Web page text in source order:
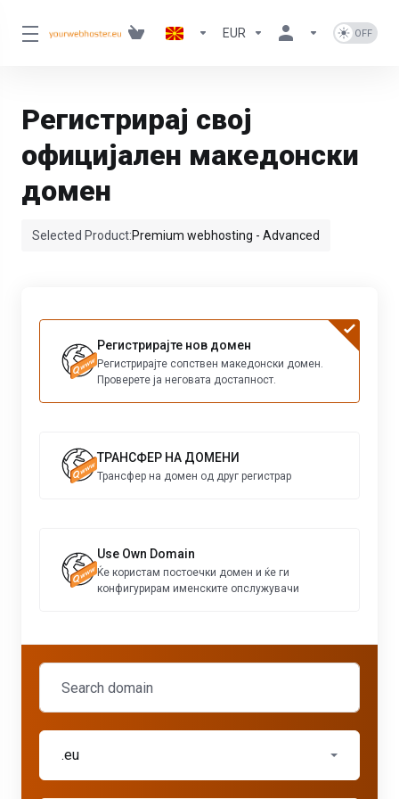
EUR
Регистрирај свој
официјален македонски
домен
Selected Product:Premium webhosting - Advanced
Регистрирајте нов домен
Регистрирајте сопствен македонски домен.
Проверете ја неговата достапност.
ТРАНСФЕР НА ДОМЕНИ
Трансфер на домен од друг регистрар
Use Own Domain
Ќе користам постоечки домен и ќе ги
конфигурирам именските опслужувачи
.eu